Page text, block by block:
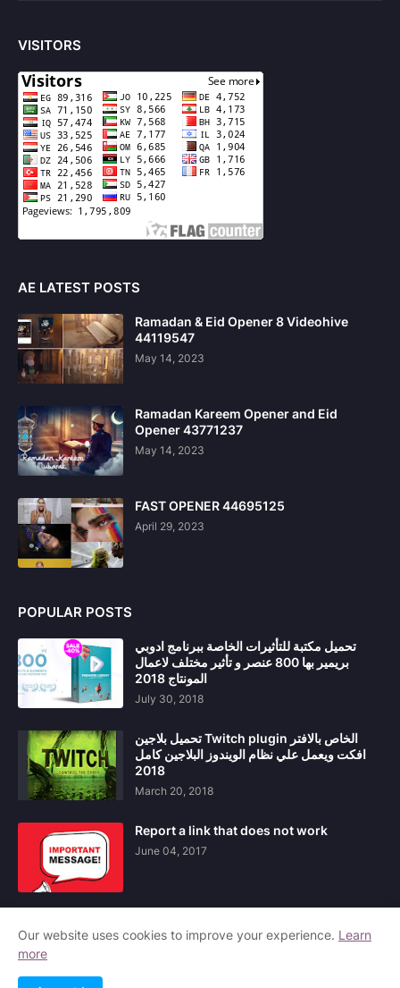
VISITORS
AE LATEST POSTS
Ramadan & Eid Opener 8 Videohive
44119547
May 14, 2023
Ramadan Kareem Opener and Eid
Opener 43771237
May 14, 2023
FAST OPENER 44695125
April 29, 2023
POPULAR POSTS
تحميل مكتبة للتأثيرات الخاصة ببرنامج ادوبي
بريمير بها 800 عنصر و تأثير مختلف لاعمال
المونتاج 2018
July 30, 2018
تحميل بلاجين Twitch plugin الخاص بالافتر
افكت ويعمل علي نظام الويندوز البلاجين كامل
2018
March 20, 2018
Report a link that does not work
June 04, 2017
Our website uses cookies to improve your experience. Learn
more